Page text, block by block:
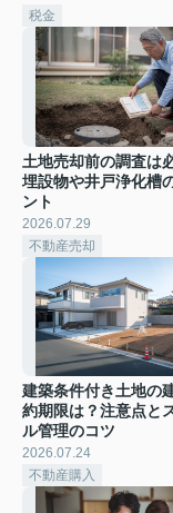
税金
土地売却前の調査は
埋設物や井戸浄化槽
ント
2026.07.29
不動産売却
建築条件付き土地の
約期限は？注意点と
ル管理のコツ
2026.07.24
不動産購入